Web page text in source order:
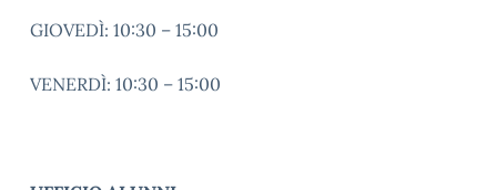
GIOVEDÌ: 10:30 – 15:00
VENERDÌ: 10:30 – 15:00